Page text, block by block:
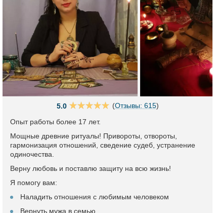
5.0 (Отзывы: 615)
Опыт работы более 17 лет.
Мощные древние ритуалы! Привороты, отвороты,
гармонизация отношений, сведение судеб, устранение
одиночества.
Верну любовь и поставлю защиту на всю жизнь!
Я помогу вам:
Наладить отношения с любимым человеком
Вернуть мужа в семью